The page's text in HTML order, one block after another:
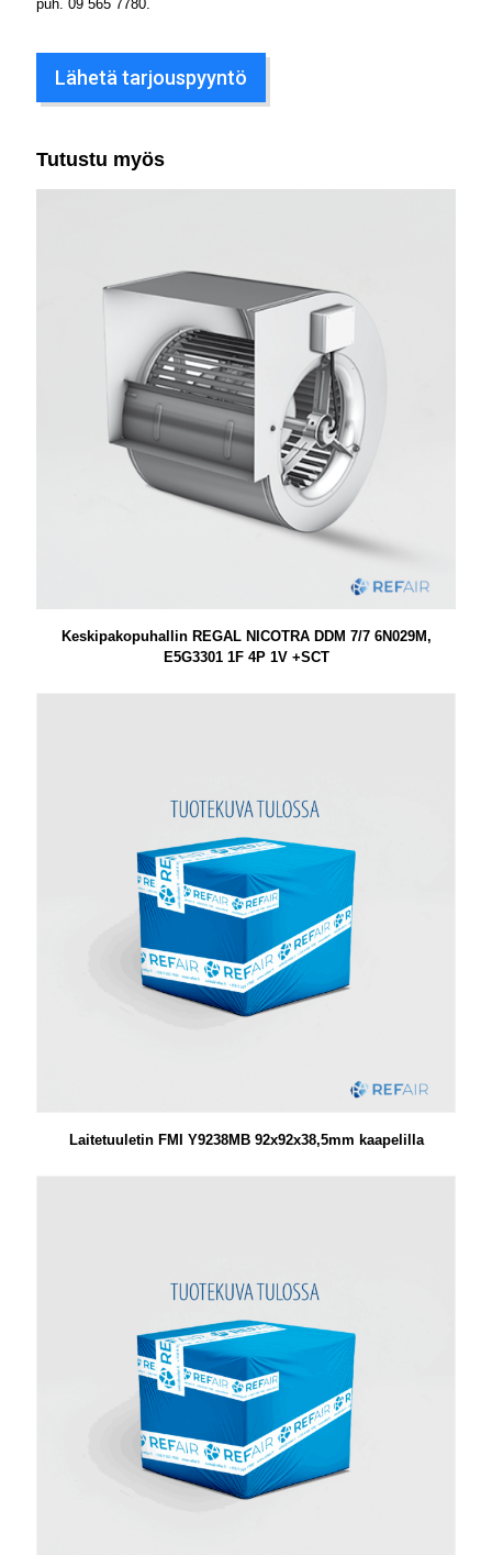
puh. 09 565 7780
Lähetä tarjouspyyntö
Tutustu myös
Keskipakopuhallin REGAL NICOTRA DDM 7/7 6N029M,
E5G3301 1F 4P 1V +SCT
Laitetuuletin FMI Y9238MB 92x92x38,5mm kaapelilla